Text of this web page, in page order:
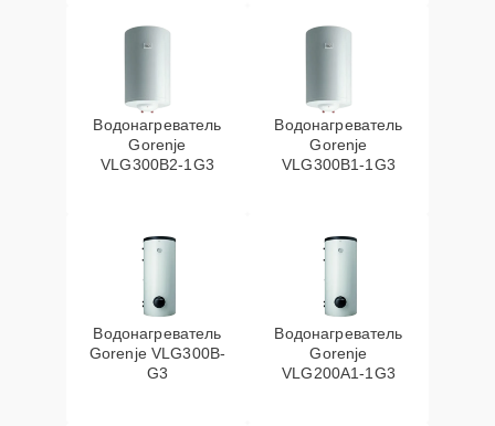
Водонагреватель
Gorenje
VLG300B2-1G3
Водонагреватель
Gorenje
VLG300B1-1G3
Водонагреватель
Gorenje VLG300B-
G3
Водонагреватель
Gorenje
VLG200А1-1G3